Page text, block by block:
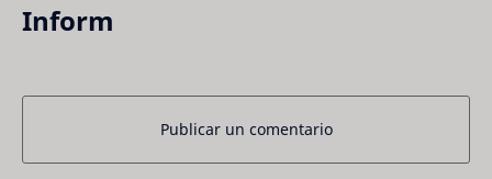
Inform
Publicar un comentario